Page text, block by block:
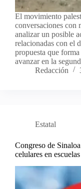
El movimiento
conversaciones con
analizar un posible
relacionadas con el
propuesta que
avanzar en la
Redacción
Estatal
Congreso de
celulares en escuelas